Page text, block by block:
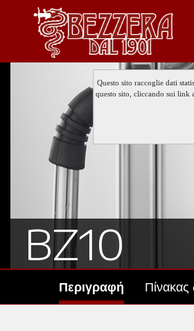
Questo sito raccoglie dati
questo sito, cliccando sui link
BZ10
Περιγραφή